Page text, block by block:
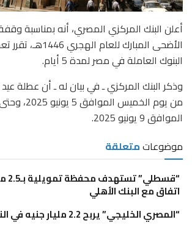
أعلن البنك المركزي المصري، أنه بمناسبة
الأضحى المبارك
البنوك العاملة في مصر لمدة 5 أيام.
وذكر البنك المركزي ـ في بيان له ـ أن عطلة عيد
من يوم الخميس
الموافق 9 يونيو 2025.
موضوعاتمتعلقة
اتفاق مع البنك الأهلي
“المصري الخليجي” يربح 2.2 مليار جنيه في النصف الأول